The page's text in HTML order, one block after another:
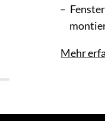
Mehr